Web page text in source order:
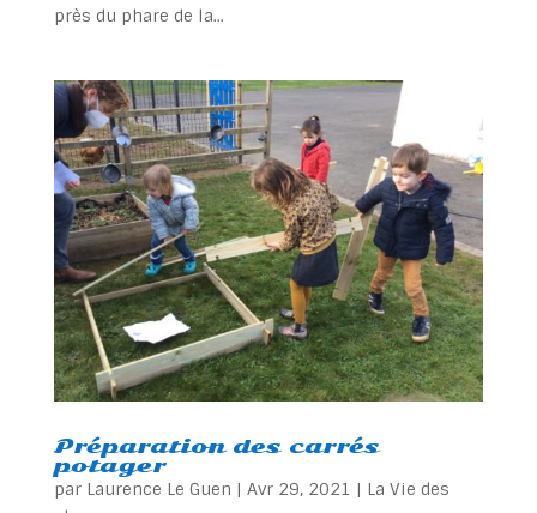
près du phare de la...
Préparation des carrés
potager
par Laurence Le Guen | Avr 29, 2021 | La Vie des